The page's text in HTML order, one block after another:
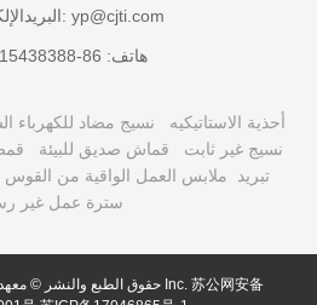
البريدالإلكتروني: yp@cjti.com
هاتف: 86-13815438388
أحذية الاستاتيكيه نسيج مضاد للكهرباء
نسيج غير ثابت
قماش صديق للبيئة
تبريد
ملابس العمل الواقية من القوس
سترة عمل غير
حقوق الطبع والنشر © معهد جيانغسو لأبحاث المنسوجات Inc. 苏公网安备